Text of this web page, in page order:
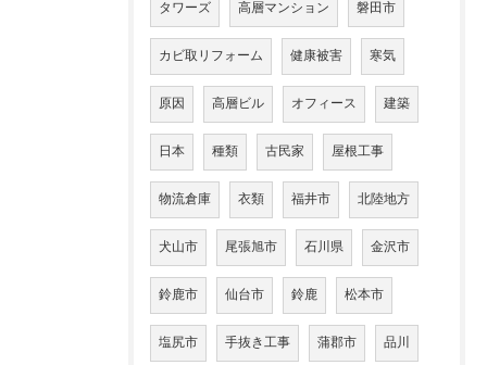
タワーズ 高層マンション 磐田市
カビ取リフォーム 健康被害 寒気
原因 高層ビル オフィース 建築
日本 種類 古民家 屋根工事
物流倉庫 衣類 福井市 北陸地方
犬山市 尾張旭市 石川県 金沢市
鈴鹿市 仙台市 鈴鹿 松本市
塩尻市 手抜き工事 蒲郡市 品川